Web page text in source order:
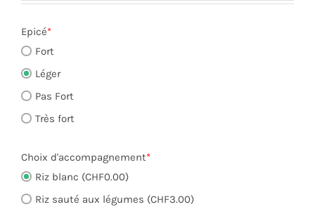
Epicé*
Fort
Léger
Pas Fort
Très fort
Choix d'accompagnement*
Riz blanc (CHF0.00)
Riz sauté aux légumes (CHF3.00)